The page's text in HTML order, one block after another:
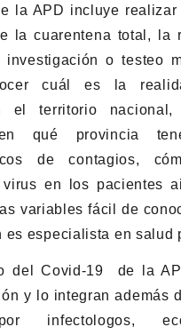
la APD incluye realizar
la cuarentena total, la
o testeo
cuál es la
el territorio
qué provincia
de contagios,
virus en los pacientes
variables fácil de
es especialista en salud
del Covid-19 de la
y lo integran además
infectologos,